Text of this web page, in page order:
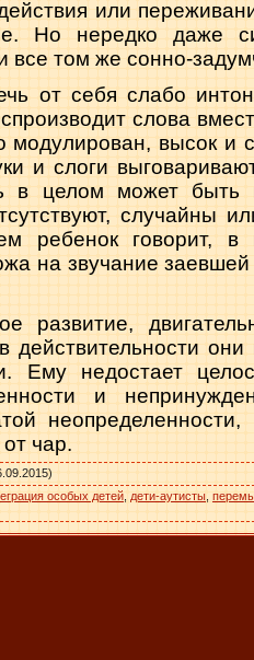
или
Но нередко даже
все том же сонно-
от себя слабо
слова
высок и
и слоги
в целом может быть
случайны
ребенок говорит, в
на звучание заевшей
развитие,
действительности
недостает
и
чар.
особых детей дети-аутисты